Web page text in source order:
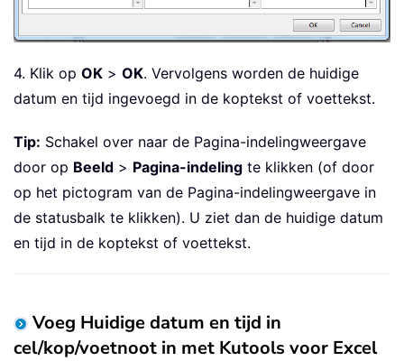
4. Klik op OK > OK. Vervolgens worden de huidige
datum en tijd ingevoegd in de koptekst of voettekst.
Tip: Schakel over naar de Pagina-indelingweergave
door op Beeld > Pagina-indeling te klikken (of door
op het pictogram van de Pagina-indelingweergave in
de statusbalk te klikken). U ziet dan de huidige datum
en tijd in de koptekst of voettekst.
Voeg Huidige datum en tijd in
cel/kop/voetnoot in met Kutools voor Excel